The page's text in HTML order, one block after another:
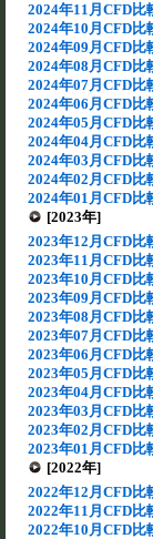
2024年11月CFD比
2024年10月CFD比
2024年09月CFD比
2024年08月CFD比
2024年07月CFD比
2024年06月CFD比
2024年05月CFD比
2024年04月CFD比
2024年03月CFD比
2024年02月CFD比
2024年01月CFD比
[2023年]
2023年12月CFD比
2023年11月CFD比
2023年10月CFD比
2023年09月CFD比
2023年08月CFD比
2023年07月CFD比
2023年06月CFD比
2023年05月CFD比
2023年04月CFD比
2023年03月CFD比
2023年02月CFD比
2023年01月CFD比
[2022年]
2022年12月CFD比
2022年11月CFD比
2022年10月CFD比